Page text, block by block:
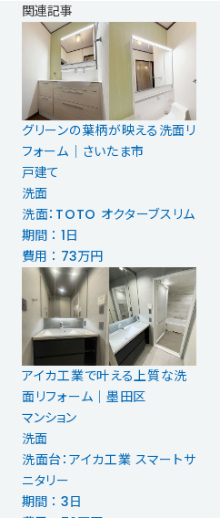
関連記事
グリーンの葉柄が映える洗面リ
フォーム｜さいたま市
戸建て
洗面
洗面：TOTO オクターブスリム
期間 ： 1日
費用 ： 73万円
アイカ工業で叶える上質な洗
面リフォーム｜墨田区
マンション
洗面
洗面台：アイカ工業 スマートサ
ニタリー
期間 ： 3日